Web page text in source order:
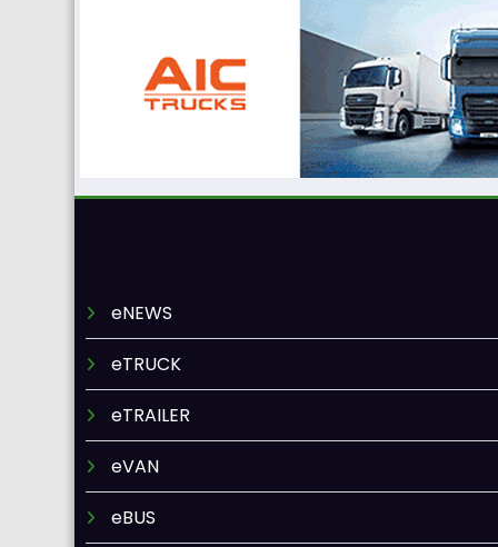
eNEWS
eTRUCK
eTRAILER
eVAN
eBUS